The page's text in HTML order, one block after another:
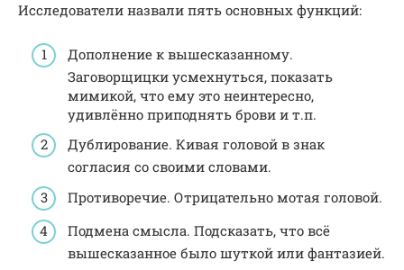
Исследователи назвали пять основных функций:
Дополнение к вышесказанному.
Заговорщицки усмехнуться, показать
мимикой, что ему это неинтересно,
удивлённо приподнять брови и т.п.
Дублирование. Кивая головой в знак
согласия со своими словами.
Противоречие. Отрицательно мотая головой.
Подмена смысла. Подсказать, что всё
вышесказанное было шуткой или фантазией.